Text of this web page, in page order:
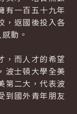
有一百五十九年
，返國後投入各
動。
而人才的希望
波士頓大學全美
第二大，代表波
到國外青年朋友